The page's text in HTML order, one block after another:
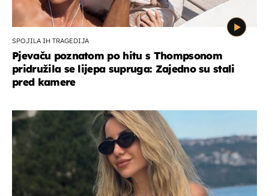
SPOJILA IH TRAGEDIJA
Pjevaču poznatom po hitu s Thompsonom
pridružila se lijepa supruga: Zajedno su stali
pred kamere